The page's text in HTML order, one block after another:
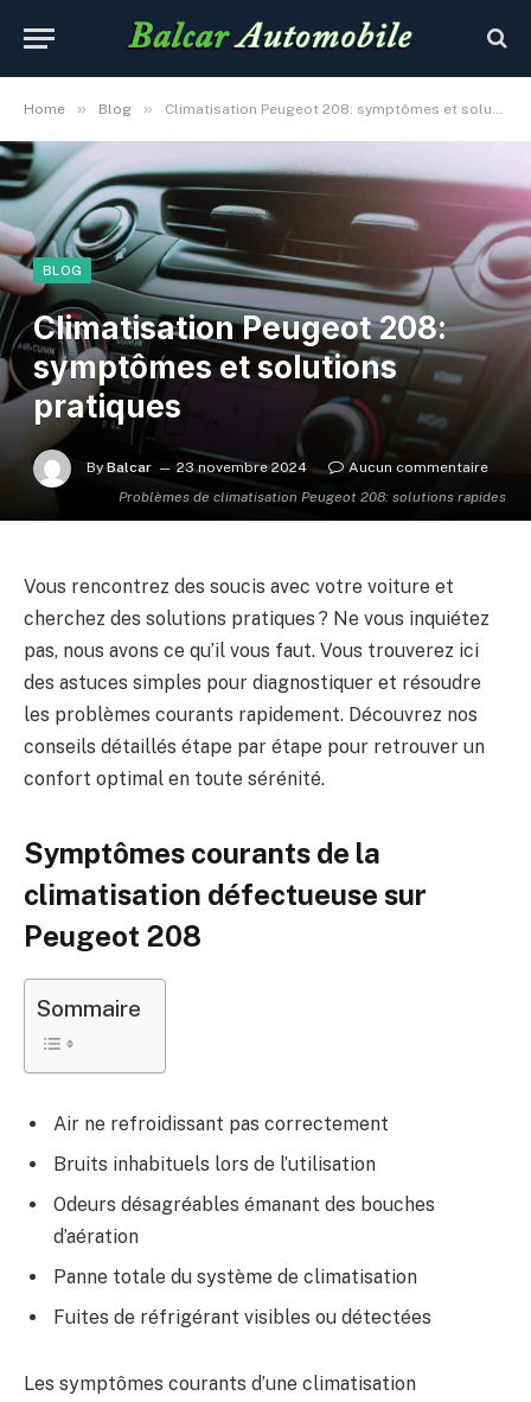
Home » Blog » Climatisation Peugeot 208: symptômes et solutions pratiques
Problèmes de climatisation Peugeot 208: solutions rapides
BLOG
Climatisation Peugeot 208:
symptômes et solutions
pratiques
By Balcar 23 novembre 2024 Aucun commentaire
Vous rencontrez des soucis avec votre voiture et
cherchez des solutions pratiques ? Ne vous inquiétez
pas, nous avons ce qu’il vous faut. Vous trouverez ici
des astuces simples pour diagnostiquer et résoudre
les problèmes courants rapidement. Découvrez nos
conseils détaillés étape par étape pour retrouver un
confort optimal en toute sérénité.
Symptômes courants de la
climatisation défectueuse sur
Peugeot 208
Sommaire
Air ne refroidissant pas correctement
Bruits inhabituels lors de l’utilisation
Odeurs désagréables émanant des bouches
d’aération
Panne totale du système de climatisation
Fuites de réfrigérant visibles ou détectées
Les symptômes courants d’une climatisation